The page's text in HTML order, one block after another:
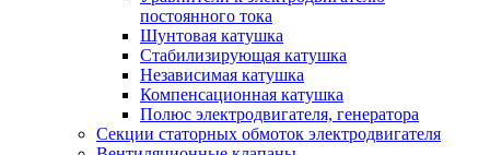
постоянного тока
Шунтовая катушка
Стабилизирующая катушка
Независимая катушка
Компенсационная катушка
Полюс электродвигателя, генератора
Секции статорных обмоток электродвигателя